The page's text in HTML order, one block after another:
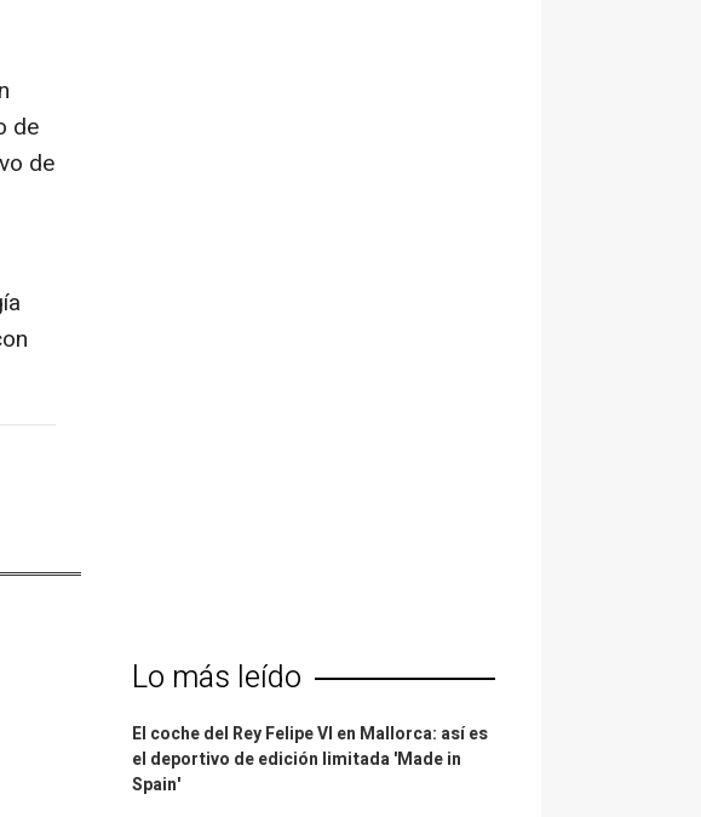
de
de
Lo más leído
El coche del Rey Felipe VI en Mallorca: así es
el deportivo de edición limitada 'Made in
Spain'